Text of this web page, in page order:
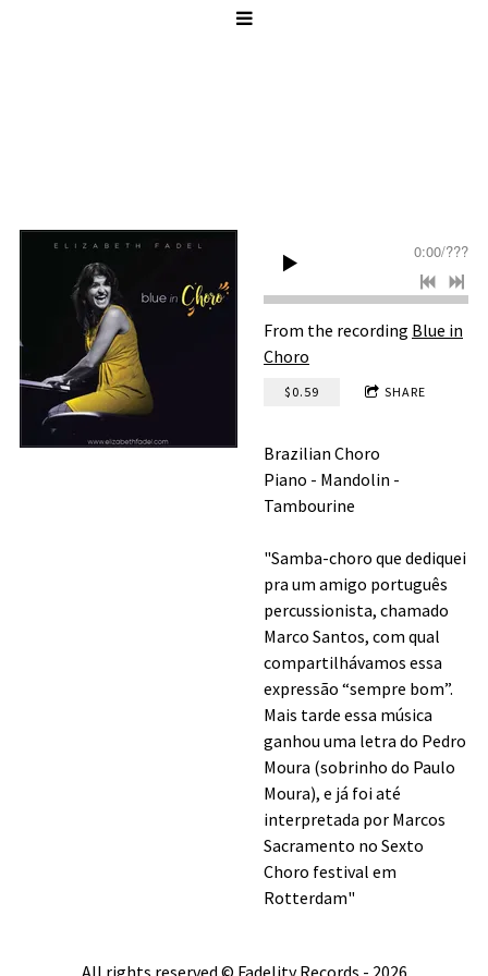
0:00/???
From the recording Blue in
Choro
$0.59 SHARE
Brazilian Choro
Piano - Mandolin -
Tambourine
"Samba-choro que dediquei
pra um amigo português
percussionista, chamado
Marco Santos, com qual
compartilhávamos essa
expressão “sempre bom”.
Mais tarde essa música
ganhou uma letra do Pedro
Moura (sobrinho do Paulo
Moura), e já foi até
interpretada por Marcos
Sacramento no Sexto
Choro festival em
Rotterdam"